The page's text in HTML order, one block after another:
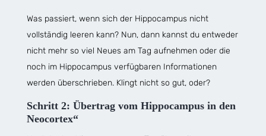
Was passiert, wenn sich der Hippocampus nicht
vollständig leeren kann? Nun, dann kannst du entweder
nicht mehr so viel Neues am Tag aufnehmen oder die
noch im Hippocampus verfügbaren Informationen
werden überschrieben. Klingt nicht so gut, oder?
Schritt 2: Übertrag vom Hippocampus in den
Neocortex“